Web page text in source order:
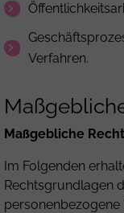
Verfahren.
Maßgebliche
Im Folgenden
Rechtsgrundlagen
personenbezogene